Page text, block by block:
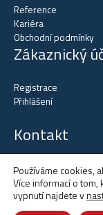
Reference
Kariéra
Obchodní podmínky
Zákaznický
Registrace
Přihlášení
Kontakt
tel.+420 602 515
tel.+420 602 137
email:
Otevírací doba:
Používáme cookies,
Více informací o
vypnutí najdete v